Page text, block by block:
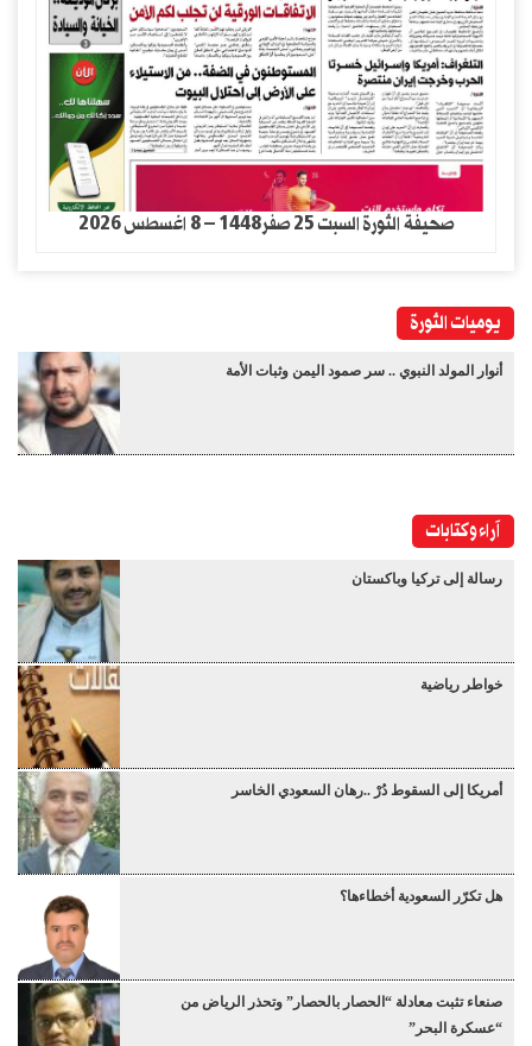
صحيفة الثورة السبت 25 صفر1448 – 8 اغسطس 2026
يوميات الثورة
أنوار المولد النبوي .. سر صمود اليمن وثبات الأمة
آراء وكتابات
رسالة إلى تركيا وباكستان
خواطر رياضية
أمريكا إلى السقوط دُرْ ..رهان السعودي الخاسر
هل تكرّر السعودية أخطاءها؟
صنعاء تثبت معادلة “الحصار بالحصار” وتحذر الرياض من
“عسكرة البحر”